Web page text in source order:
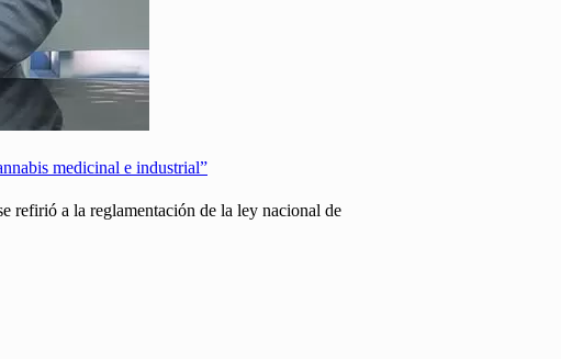
medicinal e industrial”
a la reglamentación de la ley nacional de